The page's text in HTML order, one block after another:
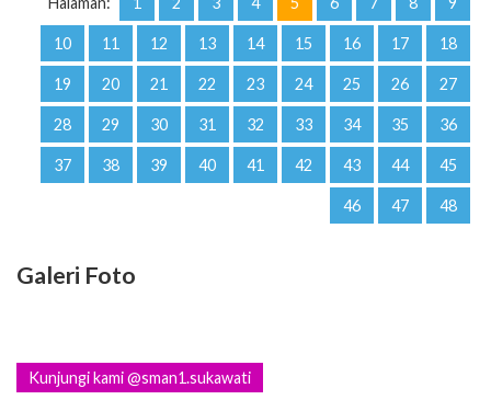
10 11 12 13 14 15 16 17 18
19 20 21 22 23 24 25 26 27
28 29 30 31 32 33 34 35 36
37 38 39 40 41 42 43 44 45
46 47 48
Galeri Foto
Kunjungi kami @sman1.sukawati